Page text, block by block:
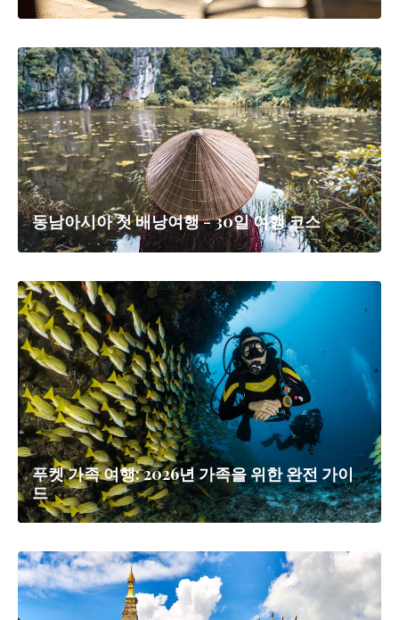
동남아시아 첫 배낭여행 - 30일 여행 코스
푸켓 가족 여행: 2026년 가족을 위한 완전 가이
드